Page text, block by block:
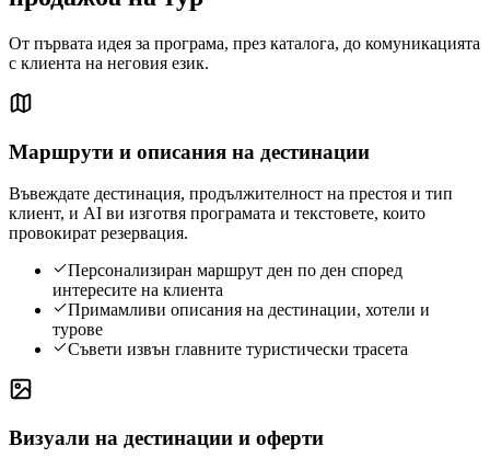
От първата идея за програма, през каталога, до комуникацията
с клиента на неговия език.
Маршрути и описания на дестинации
Въвеждате дестинация, продължителност на престоя и тип
клиент, и AI ви изготвя програмата и текстовете, които
провокират резервация.
Персонализиран маршрут ден по ден според
интересите на клиента
Примамливи описания на дестинации, хотели и
турове
Съвети извън главните туристически трасета
Визуали на дестинации и оферти